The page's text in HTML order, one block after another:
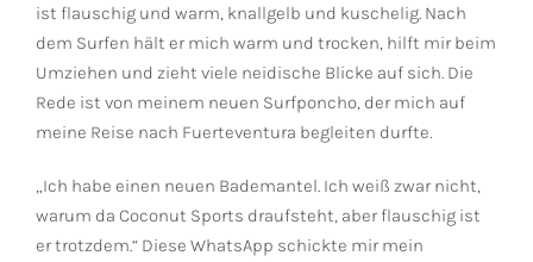
ist flauschig und warm, knallgelb und kuschelig. Nach
dem Surfen hält er mich warm und trocken, hilft mir beim
Umziehen und zieht viele neidische Blicke auf sich. Die
Rede ist von meinem neuen Surfponcho, der mich auf
meine Reise nach Fuerteventura begleiten durfte.
„Ich habe einen neuen Bademantel. Ich weiß zwar nicht,
warum da Coconut Sports draufsteht, aber flauschig ist
er trotzdem.“ Diese WhatsApp schickte mir mein